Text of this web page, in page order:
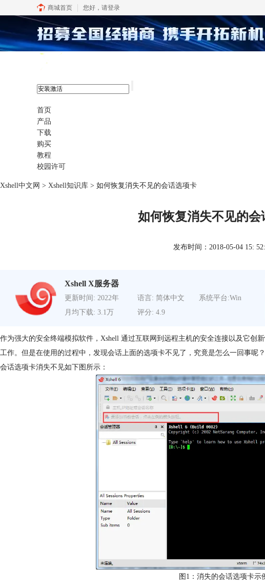
商城首页 您好， 请登录
首页
产品
下载
购买
教程
校园许可
Xshell中文网 > Xshell知识库 > 如何恢复消失不见的会话选项卡
如何恢复消失不见的会
发布时间：2018-05-04 15:
Xshell X服务器
更新时间: 2022年 语言: 简体中文
系统平台:Win
月均下载: 3.1万
评分: 4.9
作为强大的安全终端模拟软件，Xshell 通过互联网到远程主机的安全连接以及它创
工作。但是在使用的过程中，发现会话上面的选项卡不见了，究竟是怎么一回事呢
会话选项卡消失不见如下图所示：
图1：消失的会话选项卡示